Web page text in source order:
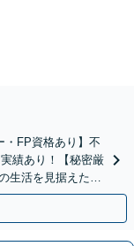
FP資格あり】不
績あり！【秘密厳
生活を見据えたア